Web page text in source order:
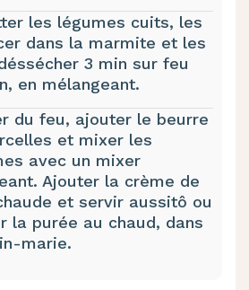
les légumes cuits, les
dans la marmite et les
3 min sur feu
en mélangeant.
du feu, ajouter le beurre
et mixer les
avec un mixer
Ajouter la crème de
et servir aussitô ou
la purée au chaud, dans
marie.